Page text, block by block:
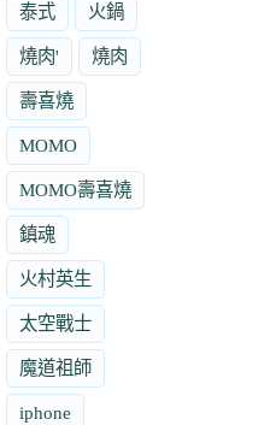
泰式 火鍋
燒肉' 燒肉
壽喜燒
MOMO
MOMO壽喜燒
鎮魂
火村英生
太空戰士
魔道祖師
iphone